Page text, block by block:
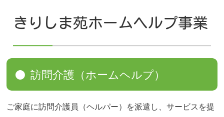
きりしま苑ホームヘルプ事業
訪問介護（ホームヘルプ）
ご家庭に訪問介護員（ヘルパー）を派遣し、サービスを提